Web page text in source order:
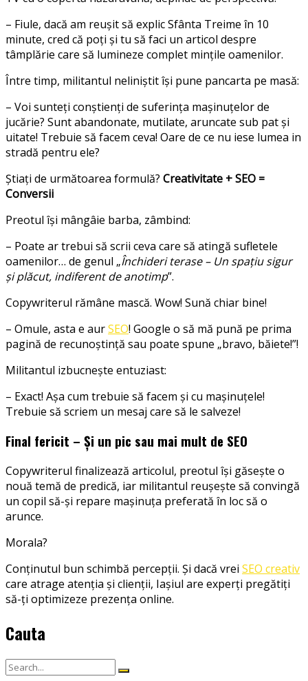
– Fiule, dacă am reușit să explic Sfânta Treime în 10
minute, cred că poți și tu să faci un articol despre
tâmplărie care să lumineze complet mințile oamenilor.
Între timp, militantul neliniștit își pune pancarta pe masă:
– Voi sunteți conștienți de suferința mașinuțelor de
jucărie? Sunt abandonate, mutilate, aruncate sub pat și
uitate! Trebuie să facem ceva! Oare de ce nu iese lumea in
stradă pentru ele?
Știați de următoarea formulă? Creativitate + SEO =
Conversii
Preotul își mângâie barba, zâmbind:
– Poate ar trebui să scrii ceva care să atingă sufletele
oamenilor… de genul „Închideri terase – Un spațiu sigur
și plăcut, indiferent de anotimp”.
Copywriterul rămâne mască. Wow! Sună chiar bine!
– Omule, asta e aurSEO! Google o să mă pună pe prima
pagină de recunoștință sau poate spune „bravo, băiete!”!
Militantul izbucnește entuziast:
– Exact! Așa cum trebuie să facem și cu mașinuțele!
Trebuie să scriem un mesaj care să le salveze!
Final fericit – Și un pic sau mai mult de SEO
Copywriterul finalizează articolul, preotul își găsește o
nouă temă de predică, iar militantul reușește să convingă
un copil să-și repare mașinuța preferată în loc să o
arunce.
Morala?
Conținutul bun schimbă percepții. Și dacă vrei SEO creativ
care atrage atenția și clienții, Iașiul are experți pregătiți
să-ți optimizeze prezența online.
Cauta